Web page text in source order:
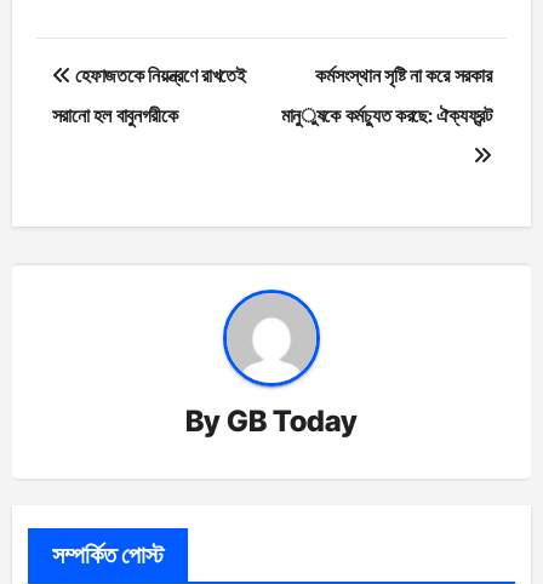
Post
navigation
হেফাজতকে নিয়ন্ত্রণে রাখতেই
সরানো হল বাবুনগরীকে
কর্মসংস্থান সৃষ্টি না করে সরকার
মানুষকে কর্মচ্যুত করছে: ঐক্যফ্রন্ট
ByGB Today
সম্পর্কিত পোস্ট